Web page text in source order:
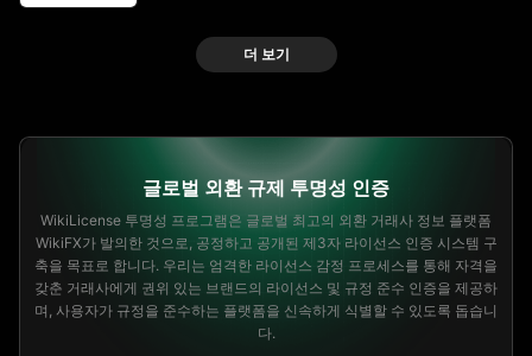
더 보기
글로벌 외환 규제 투명성 인증
WikiLicense 투명성 프로그램은 글로벌 최고의 외환 거래사 정보 플랫폼
WikiFX가 발의한 것으로, 공정하고 공개된 제3자 라이선스 인증 시스템 구
축을 목표로 합니다. 우리는 엄격한 라이선스 감정 프로세스를 통해 자격을
갖춘 거래사에게 권위 있는 브랜드의 라이선스 및 규정 준수 인증을 제공하
며, 사용자가 규정을 준수하는 플랫폼을 신속하게 식별할 수 있도록 돕습니
다.